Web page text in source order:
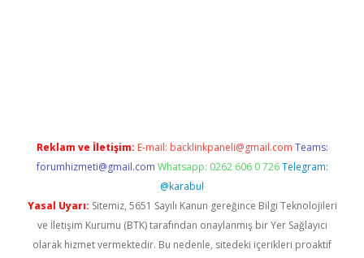
Reklam ve İletişim: E-mail: backlinkpaneli@gmail.com Teams:
forumhizmeti@gmail.com Whatsapp: 0262 606 0 726 Telegram:
@karabul
Yasal Uyarı: Sitemiz, 5651 Sayılı Kanun gereğince Bilgi Teknolojileri
ve İletişim Kurumu (BTK) tarafından onaylanmış bir Yer Sağlayıcı
olarak hizmet vermektedir. Bu nedenle, sitedeki içerikleri proaktif